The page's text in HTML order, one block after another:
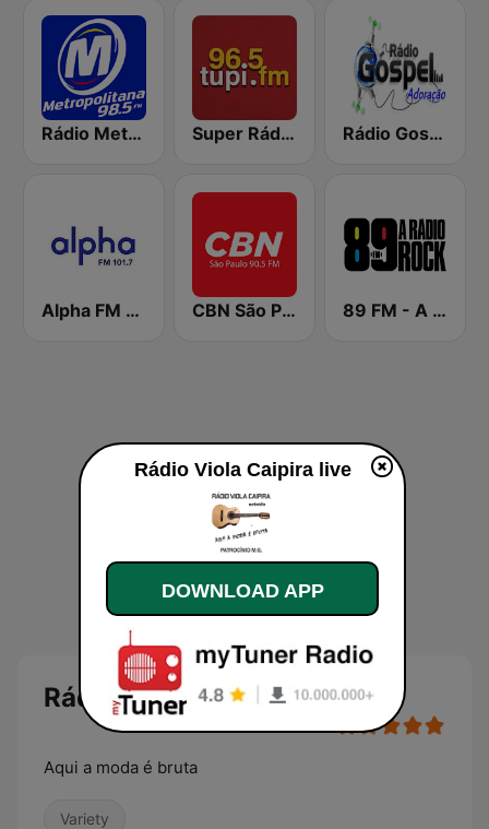
Rádio Metropolitana 98.5 FM Super Rádio Tupi Rádio Gospel Adoração
Alpha FM 101.7 CBN São Paulo 89 FM - A Rádio Rock
Rádio Viola Caipira
Aqui a moda é bruta
Variety
Rádio Viola Caipira live
DOWNLOAD APP